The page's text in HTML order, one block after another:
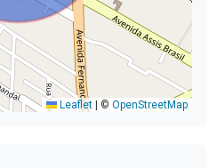
Leaflet | © OpenStreetMap